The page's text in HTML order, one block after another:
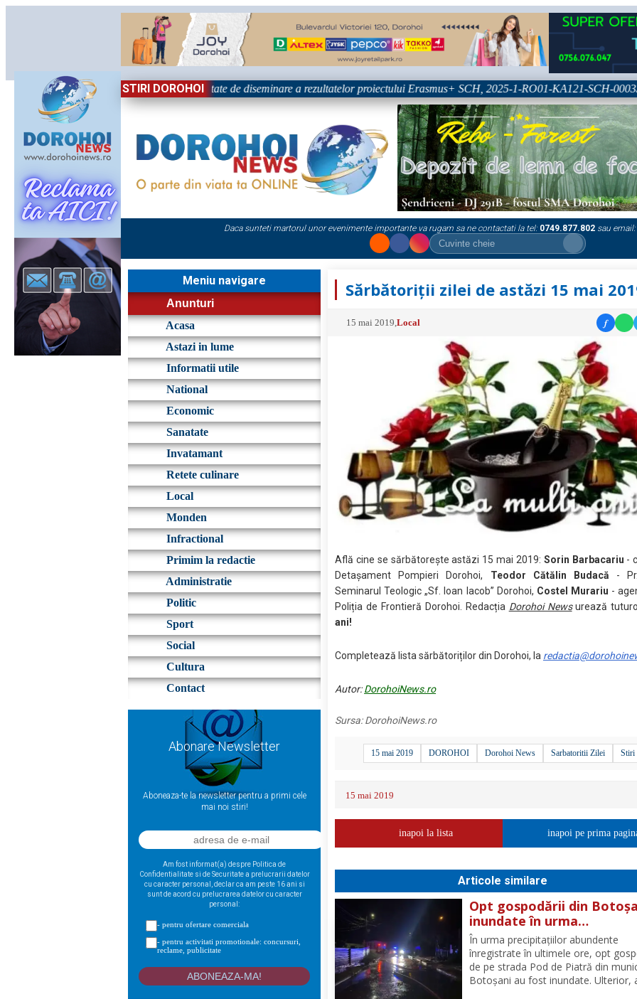
STIRI DOROHOI
„Grigore Ghica” Dorohoi - Activitate de diseminare a rezultatelor proiectului Erasmus+ SCH, 2025-1-RO01-KA121-SCH-000333361
Daca sunteti martorul unor evenimente importante va rugam sa ne contactati la tel: 0749.877.802 sau email:
Meniu navigare
Anunturi
Acasa
Astazi in lume
Informatii utile
National
Economic
Sanatate
Invatamant
Retete culinare
Local
Monden
Infractional
Primim la redactie
Administratie
Politic
Sport
Social
Cultura
Contact
Abonare Newsletter
Aboneaza-te la newsletter pentru a primi cele
mai noi stiri!
Am fost informat(a) despre Politica de
Confidentialitate si de Securitate a prelucrarii datelor
cu caracter personal, declar ca am peste 16 ani si
sunt de acord cu prelucrarea datelor cu caracter
personal:
- pentru ofertare comerciala
- pentru activitati promotionale: concursuri,
reclame, publicitate
Sărbătoriții zilei de astăzi 15 mai
15 mai 2019 ,Local f
Află cine se sărbătoreşte astăzi 15 mai 2019: Sorin Barbacariu -
Detașament Pompieri Dorohoi, Teodor Cătălin Budacă -
Seminarul Teologic „Sf. Ioan Iacob” Dorohoi, Costel Murariu -
Poliția de Frontieră Dorohoi. Redacția Dorohoi Newsurează
ani!
Completează lista sărbătoriților din Dorohoi, la
Autor:DorohoiNews.ro
Sursa:DorohoiNews.ro
15 mai 2019 DOROHOI Dorohoi News Sarbatoritii Zilei Stiri
15 mai 2019
inapoi la lista inapoi pe prima
Articole similare
Opt gospodării din
inundate în urma
precipitațiilor abundente
ultimele ore
În urma precipitațiilor abundente
înregistrate în ultimele ore, opt
de pe strada Pod de Piatră din
Botoșani au fost inundate. Ulterior,